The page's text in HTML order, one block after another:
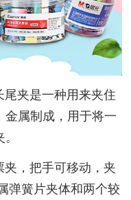
夹是一种用来夹住
金属制成，用于将一
，把手可移动，夹
弹簧片夹体和两个较